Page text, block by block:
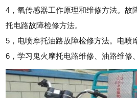
4，氧传感器工作原理和维修方法。故
托电路故障检修方法。
5，电喷摩托油路故障检修方法。电喷
6，学习鬼火摩托电路维修、油路维修